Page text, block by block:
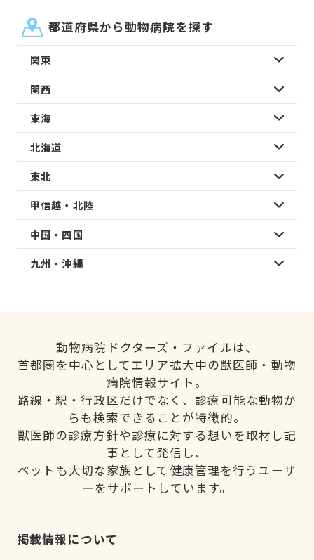
都道府県から動物病院を探す
関東
関西
東海
北海道
東北
甲信越・北陸
中国・四国
九州・沖縄
動物病院ドクターズ・ファイルは、
首都圏を中心としてエリア拡大中の獣医師・動物
病院情報サイト。
路線・駅・行政区だけでなく、診療可能な動物か
らも検索できることが特徴的。
獣医師の診療方針や診療に対する想いを取材し記
事として発信し、
ペットも大切な家族として健康管理を行うユーザ
ーをサポートしています。
掲載情報について